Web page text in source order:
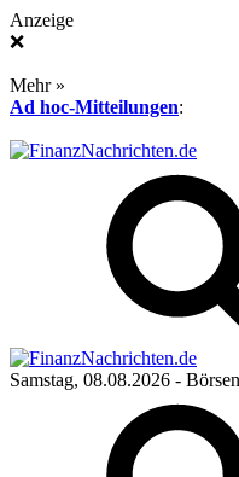
Anzeige
❌
Mehr »
Ad hoc-Mitteilungen:
Samstag, 08.08.2026 -